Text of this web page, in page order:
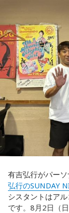
有吉弘行がパー
弘行のSUNDAY
シスタントはア
です。8月2日（